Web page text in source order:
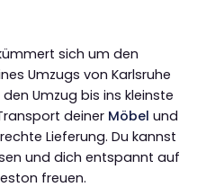
sich um den
Umzugs von Karlsruhe
Umzug bis ins kleinste
deiner Möbel und
Lieferung. Du kannst
und dich entspannt auf
freuen.